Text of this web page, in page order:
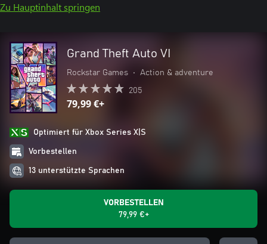
Zu Hauptinhalt springen
Grand Theft Auto VI
Rockstar Games • Action & adventure
205
79,99 €+
Optimiert für Xbox Series X|S
Vorbestellen
13 unterstützte Sprachen
VORBESTELLEN
79,99 €+